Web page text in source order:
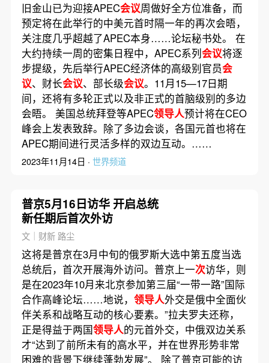
旧金山已为迎接APEC会议周做好全方位准备，而
预定将在此举行的中美元首时隔一年的再次会晤，
关注度几乎超越了APEC本身……论坛秘书处。 在
大约持续一周的密集日程中，APEC系列会议将逐
步提级，先后举行APEC经济体的高级别官员会
议、财长会议、部长级会议。11月15—17日期
间，还将有多轮正式以及非正式的首脑级别的多边
会晤。 美国总统拜登等APEC领导人预计将在CEO
峰会上发表致辞。除了多边会谈，各国元首也将在
APEC期间进行灵活多样的双边互动。……
2023年11月14日 · 世界频道
普京5月16日访华 开启总统
新任期后首次外访
文｜财新 路尘
这将是普京在3月中旬的俄罗斯大选中第五度当选
总统后，首次开展海外访问。普京上一次访华，则
是在2023年10月来北京参加第三届“一带一路”国际
合作高峰论坛……地说， 领导人外交是俄中全面伙
伴关系和战略互动的核心要素。”拉夫罗夫还称，
正是得益于两国领导人的元首外交，中俄双边关系
才“达到了前所未有的高水平，并在世界形势非常
困难的背景下继续蓬勃发展”。 除了普京可能的访